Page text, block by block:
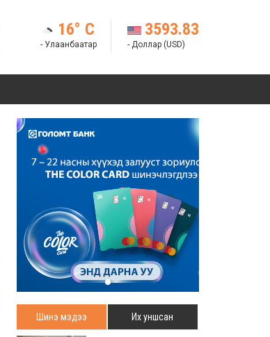
16° C
- Улаанбаатар
3593.83
- Доллар (USD)
Шинэ мэдээ Их уншсан